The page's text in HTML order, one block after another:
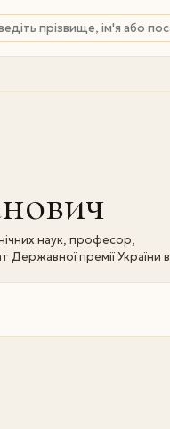
наук, професор,
Державної премії України в